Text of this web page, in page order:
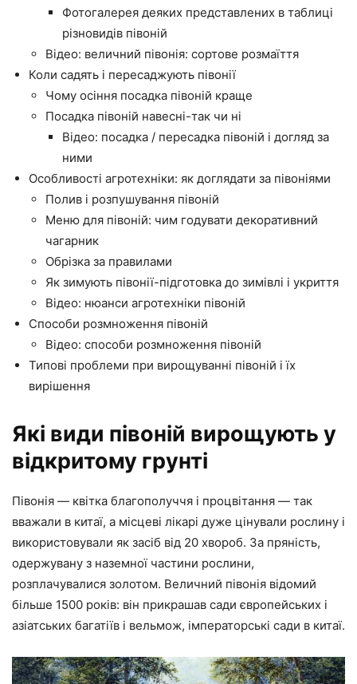
Фотогалерея деяких представлених в таблиці
різновидів півоній
Відео: величний півонія: сортове розмаїття
Коли садять і пересаджують півонії
Чому осіння посадка півоній краще
Посадка півоній навесні-так чи ні
Відео: посадка / пересадка півоній і догляд за
ними
Особливості агротехніки: як доглядати за півоніями
Полив і розпушування півоній
Меню для півоній: чим годувати декоративний
чагарник
Обрізка за правилами
Як зимують півонії-підготовка до зимівлі і укриття
Відео: нюанси агротехніки півоній
Способи розмноження півоній
Відео: способи розмноження півоній
Типові проблеми при вирощуванні півоній і їх
вирішення
Які види півоній вирощують у
відкритому грунті
Півонія — квітка благополуччя і процвітання — так
вважали в китаї, а місцеві лікарі дуже цінували рослину і
використовували як засіб від 20 хвороб. За пряність,
одержувану з наземної частини рослини,
розплачувалися золотом. Величний півонія відомий
більше 1500 років: він прикрашав сади європейських і
азіатських багатіїв і вельмож, імператорські сади в китаї.